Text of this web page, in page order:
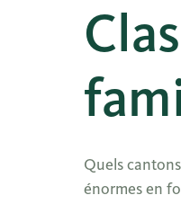
Quels
énormes en